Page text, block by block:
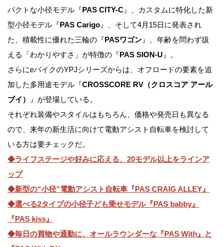
パクトな小径モデル『PAS CITY-C 』、カスタムに特化した新
型小径モデル『PAS Carigo 』、そして4月15日に発表され
た、積載性に優れた三輪の『PASワゴン 』、年齢を問わず扱
える「わかりやすさ」が特徴の『PAS SION-U 』。
さらにeバイクのYPJシリーズからは、オフロードの要素を追
加した多用途モデル『CROSSCORE RV（クロスコア アール
ブイ）
』が登場している。
それぞれ装備やスタイルはもちろん、価格や発売日も異なる
ので、来年の新生活に向けて電動アシスト自転車を検討して
いる方は要チェックだ。
◆ライフステージや好みに応える、20モデル以上をラインア
ップ
◆新型の“小径”電動アシスト自転車『PAS CRAIG ALLEY』
◆選べる2タイプの小径子ども乗せモデル『PAS babby』
『PAS kiss』
◆毎日の買物や通勤に、オールラウンダーな『PAS With』と